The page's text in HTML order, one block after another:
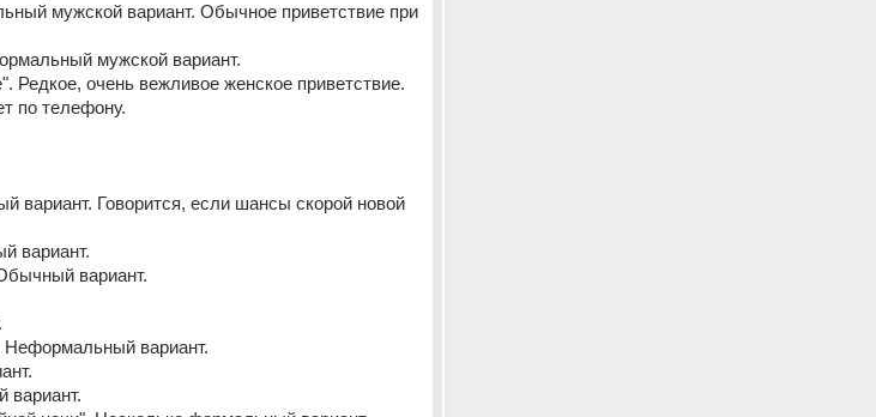
мужской вариант. Обычное приветствие при
мужской вариант.
Редкое, очень вежливое женское приветствие.
по телефону.
Говорится, если шансы скорой новой
вариант.
вариант.
вариант.
вариант.